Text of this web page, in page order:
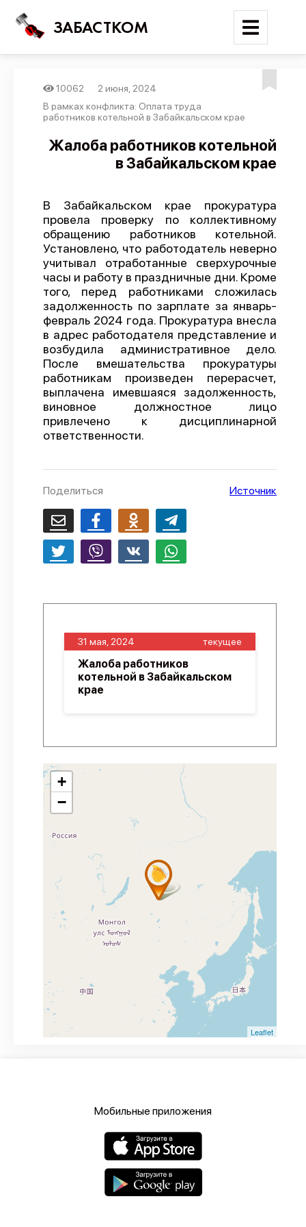
ЗАБАСТКОМ
Войти
Поиск
Новости
Трудовые конфликты
Отчеты
Предложить публикацию
Справочник
API
О проекте
Политика конфиденциальности
10062
2 июня, 2024
В рамках конфликта: Оплата труда
работников котельной в Забайкальском крае
Жалоба работников котельной
в Забайкальском крае
В Забайкальском крае прокуратура
провела проверку по коллективному
обращению работников котельной.
Установлено, что работодатель неверно
учитывал отработанные сверхурочные
часы и работу в праздничные дни. Кроме
того, перед работниками сложилась
задолженность по зарплате за январь-
февраль 2024 года. Прокуратура внесла
в адрес работодателя представление и
возбудила административное дело.
После вмешательства прокуратуры
работникам произведен перерасчет,
выплачена имевшаяся задолженность,
виновное должностное лицо
привлечено к дисциплинарной
ответственности.
Поделиться Источник
31 мая, 2024 текущее
Жалоба работников
котельной в Забайкальском
крае
+
−
Leaflet
Мобильные приложения